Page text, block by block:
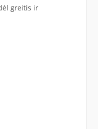
greitis ir